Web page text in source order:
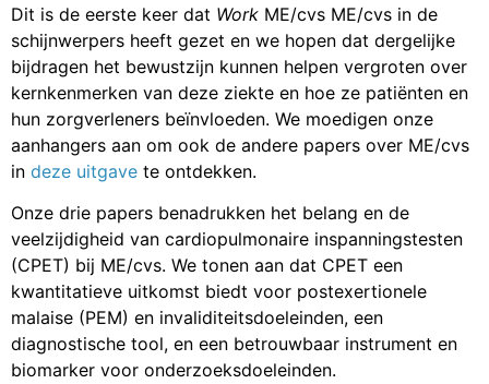
Dit is de eerste keer dat Work ME/cvs ME/cvs in de
schijnwerpers heeft gezet en we hopen dat dergelijke
bijdragen het bewustzijn kunnen helpen vergroten over
kernkenmerken van deze ziekte en hoe ze patiënten en
hun zorgverleners beïnvloeden. We moedigen onze
aanhangers aan om ook de andere papers over ME/cvs
in deze uitgave te ontdekken.
Onze drie papers benadrukken het belang en de
veelzijdigheid van cardiopulmonaire inspanningstesten
(CPET) bij ME/cvs. We tonen aan dat CPET een
kwantitatieve uitkomst biedt voor postexertionele
malaise (PEM) en invaliditeitsdoeleinden, een
diagnostische tool, en een betrouwbaar instrument en
biomarker voor onderzoeksdoeleinden.